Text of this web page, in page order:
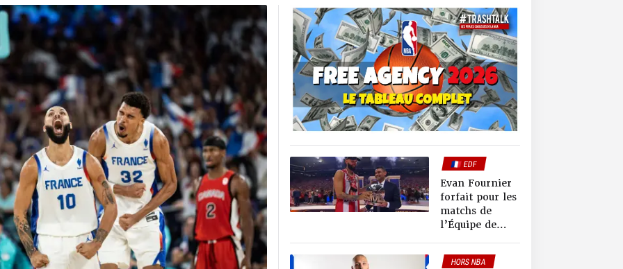
🇫🇷 EDF
Evan Fournier
forfait pour les
matchs de
l’Équipe de
juillet
HORS NBA